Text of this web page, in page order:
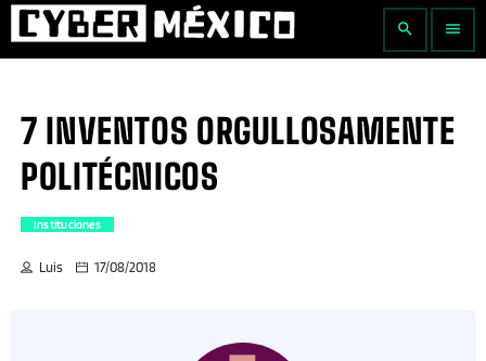
search menu
7 INVENTOS ORGULLOSAMENTE
POLITÉCNICOS
Instituciones
Luis 17/08/2018